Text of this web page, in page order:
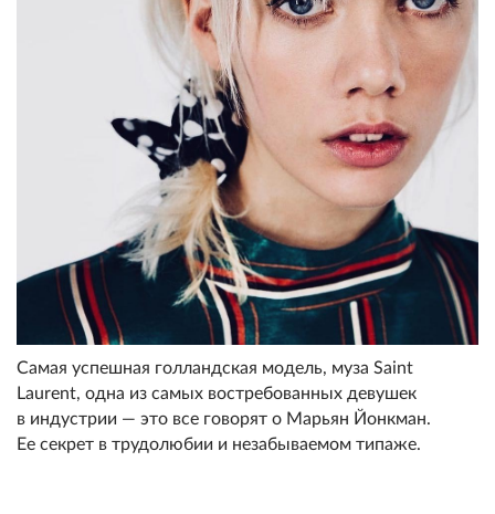
Самая успешная голландская модель, муза Saint
Laurent, одна из самых востребованных девушек
в индустрии — это все говорят о Марьян Йонкман.
Ее секрет в трудолюбии и незабываемом типаже.